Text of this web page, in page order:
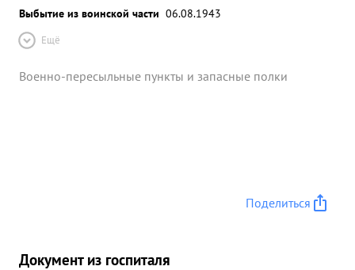
Выбытие из воинской части 06.08.1943
Ещё
Военно-пересыльные пункты и запасные полки
Поделиться
Документ из госпиталя